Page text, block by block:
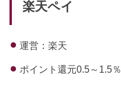
楽天ペイ
運営：楽天
ポイント還元0.5～1.5％